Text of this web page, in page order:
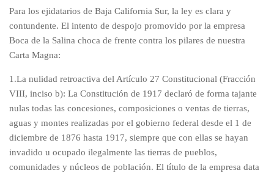
Para los ejidatarios de Baja California Sur, la ley es clara y
contundente. El intento de despojo promovido por la empresa
Boca de la Salina choca de frente contra los pilares de nuestra
Carta Magna:
1.La nulidad retroactiva del Artículo 27 Constitucional (Fracción
VIII, inciso b): La Constitución de 1917 declaró de forma tajante
nulas todas las concesiones, composiciones o ventas de tierras,
aguas y montes realizadas por el gobierno federal desde el 1 de
diciembre de 1876 hasta 1917, siempre que con ellas se hayan
invadido u ocupado ilegalmente las tierras de pueblos,
comunidades y núcleos de población. El título de la empresa data